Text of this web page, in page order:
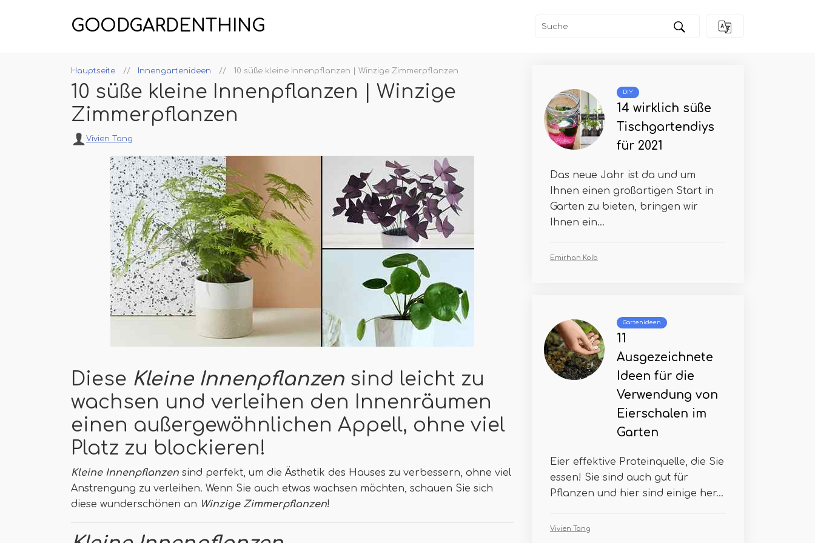
GOODGARDENTHING
Hauptseite Innengartenideen 10 süße kleine Innenpflanzen | Winzige Zimmerpflanzen
10 süße kleine Innenpflanzen | Winzige
Zimmerpflanzen
Vivien Tang
Diese Kleine Innenpflanzen sind leicht zu
wachsen und verleihen den Innenräumen
einen außergewöhnlichen Appell, ohne viel
Platz zu blockieren!
Kleine Innenpflanzen sind perfekt, um die Ästhetik des Hauses zu verbessern, ohne viel
Anstrengung zu verleihen. Wenn Sie auch etwas wachsen möchten, schauen Sie sich
diese wunderschönen an Winzige Zimmerpflanzen!
DIY
14 wirklich süße
Tischgartendiys
für 2021
Das neue Jahr ist da und um
Ihnen einen großartigen Start in
Garten zu bieten, bringen wir
Ihnen ein...
Emirhan Kolb
Gartenideen
11
Ausgezeichnete
Ideen für die
Verwendung von
Eierschalen im
Garten
Eier effektive Proteinquelle, die Sie
essen! Sie sind auch gut für
Pflanzen und hier sind einige her...
Vivien Tang